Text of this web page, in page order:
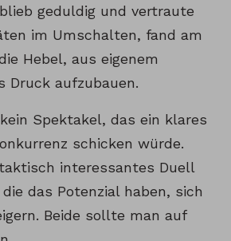
geduldig und vertraute
im Umschalten, fand am
Hebel, aus eigenem
Druck aufzubauen.
Spektakel, das ein klares
schicken würde.
interessantes Duell
das Potenzial haben, sich
Beide sollte man auf